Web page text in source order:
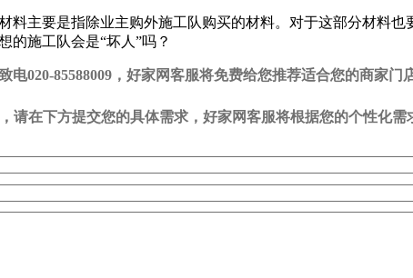
料主要是指除业主购外施工队购买的材料。对于这部分材料
的施工队会是“坏人”吗？
020-85588009，好家网客服将免费给您推荐适合您的商家门
请在下方提交您的具体需求，好家网客服将根据您的个性化需